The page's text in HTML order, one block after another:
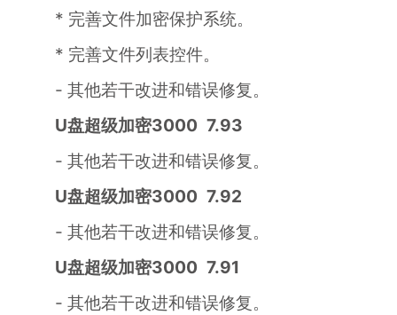
* 完善文件加密保护系统。
* 完善文件列表控件。
- 其他若干改进和错误修复。
U盘超级加密3000 7.93
- 其他若干改进和错误修复。
U盘超级加密3000 7.92
- 其他若干改进和错误修复。
U盘超级加密3000 7.91
- 其他若干改进和错误修复。